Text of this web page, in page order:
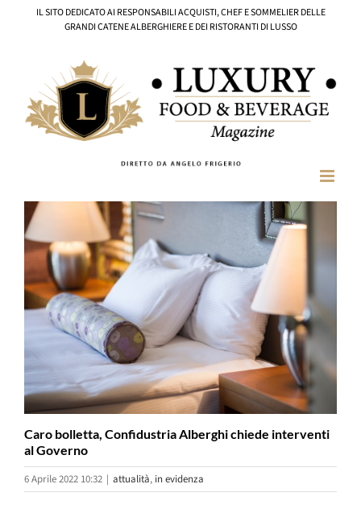
IL SITO DEDICATO AI RESPONSABILI ACQUISTI, CHEF E SOMMELIER DELLE
GRANDI CATENE ALBERGHIERE E DEI RISTORANTI DI LUSSO
Ingrandisci
immagine
Caro bolletta, Confidustria Alberghi chiede interventi
al Governo
6 Aprile 2022 10:32 | attualità, in evidenza